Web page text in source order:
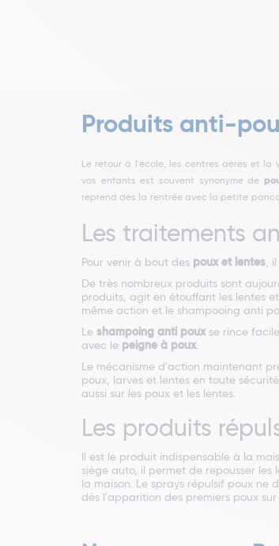
Produits anti-
Le retour à l'école, les centres aérés et la
vos enfants est souvent synonyme de
reprend dès la rentrée avec la petite
Les traitements
Pour venir à bout des poux et lentes,
De très nombreux produits sont
produits, agit en étouffant les lentes
même action et le shampooing anti
Le shampoing anti pouxse rince
avec le peigne à poux.
Le mécanisme d'action maintenant
poux, larves et lentes en toute
aussi sur les poux et les lentes.
Les produits
Il est le produit indispensable à la
siège auto, il permet de repousser
la maison. Le sprays répulsif poux
dès l'apparition des premiers poux